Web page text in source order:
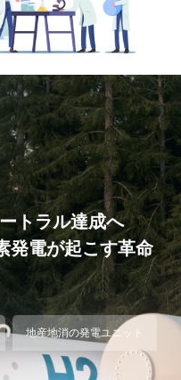
トラル達成へ
発電が起こす革命
地産地消の発電ユニット